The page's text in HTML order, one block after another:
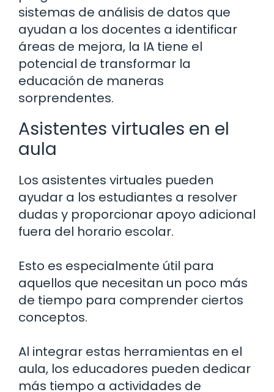
sistemas de análisis de datos que
ayudan a los docentes a identificar
áreas de mejora, la IA tiene el
potencial de transformar la
educación de maneras
sorprendentes.
Asistentes virtuales en el
aula
Los asistentes virtuales pueden
ayudar a los estudiantes a resolver
dudas y proporcionar apoyo adicional
fuera del horario escolar.
Esto es especialmente útil para
aquellos que necesitan un poco más
de tiempo para comprender ciertos
conceptos.
Al integrar estas herramientas en el
aula, los educadores pueden dedicar
más tiempo a actividades de